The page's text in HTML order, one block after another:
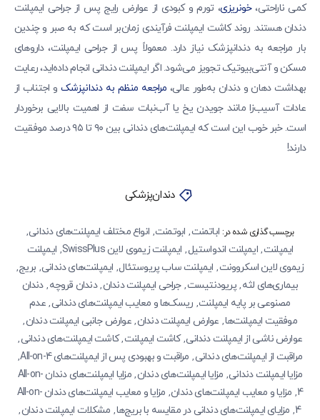
کمی ناراحتی،خونریزی، تورم و کبودی از عوارض رایج پس از جراحی ایمپلنت
دندان هستند. روند کاشت ایمپلنت فرآیندی زمان‌بر است که به صبر و چندین
بار مراجعه به دندانپزشک نیاز دارد. معمولاً پس از جراحی ایمپلنت، داروهای
مسکن و آنتی‌بیوتیک تجویز می‌شود. اگر ایمپلنت دندانی انجام داده‌اید، رعایت
بهداشت دهان و دندان به‌طور عالی، مراجعه منظم به دندانپزشک و اجتناب از
عادات آسیب‌زا مانند جویدن یخ یا آب‌نبات سفت از اهمیت بالایی برخوردار
است. خبر خوب این است که ایمپلنت‌های دندانی بین ۹۰ تا ۹۵ درصد موفقیت
دارند!
دندان‌پزشکی
برچسب گذاری شده در: اباتمنت, ابوتمنت, انواع مختلف ایمپلنت‌های دندانی,
ایمپلنت,ایمپلنت اندواستیل, ایمپلنت زیموی لاین SwissPlus , ایمپلنت
زیموی لاین اسکروونت, ایمپلنت‌ ساب پریوستئال, ایمپلنت‌های دندانی, بریج,
بیماری‌های لثه‌,پریودنتیست,جراحی ایمپلنت دندان,دندان قروچه,دندان
مصنوعی بر پایه ایمپلنت, ریسک‌ها و معایب ایمپلنت‌های دندانی,عدم
موفقیت ایمپلنت‌ها, عوارض ایمپلنت‌ دندان,عوارض جانبی ایمپلنت‌ دندان,
عوارض ناشی از ایمپلنت‌ دندانی,کاشت ایمپلنت,کاشت ایمپلنت‌های دندانی,
مراقبت از ایمپلنت‌های دندانی, مراقبت و بهبودی پس از ایمپلنت‌های All-on-4 ,
مزایا ایمپلنت‌ دندانی, مزایا ایمپلنت‌های دندان,
مزایا ایمپلنت‌های دندان All-on-
4
, مزایا و معایب ایمپلنت‌های دندان,
مزایا و معایب ایمپلنت‌های دندان All-on-
4
, مزایای ایمپلنت‌های دندانی در مقایسه با بریج‌ها, مشکلات ایمپلنت‌ دندان,